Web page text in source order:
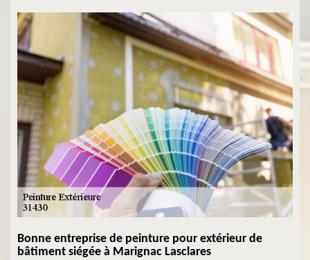
Bonne entreprise de peinture pour extérieur de
bâtiment siégée à Marignac Lasclares